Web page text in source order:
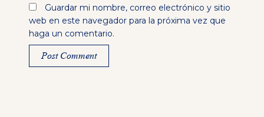
Guardar mi nombre, correo electrónico y sitio
web en este navegador para la próxima vez que
haga un comentario.